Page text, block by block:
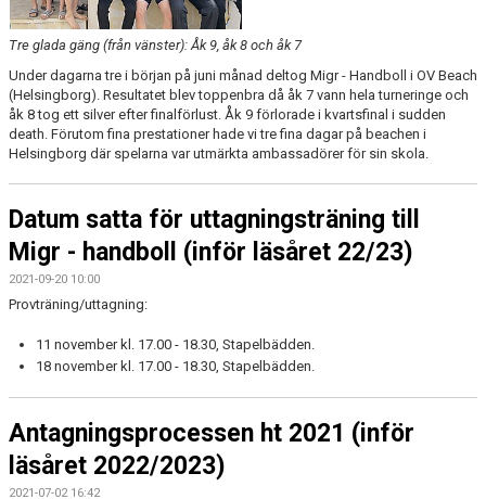
Tre glada gäng (från vänster): Åk 9, åk 8 och åk 7
Under dagarna tre i början på juni månad deltog Migr - Handboll i OV Beach
(Helsingborg). Resultatet blev toppenbra då åk 7 vann hela turneringe och
åk 8 tog ett silver efter finalförlust. Åk 9 förlorade i kvartsfinal i sudden
death. Förutom fina prestationer hade vi tre fina dagar på beachen i
Helsingborg där spelarna var utmärkta ambassadörer för sin skola.
Datum satta för uttagningsträning till
Migr - handboll (inför läsåret 22/23)
2021-09-20 10:00
Provträning/uttagning:
11 november kl. 17.00 - 18.30, Stapelbädden.
18 november kl. 17.00 - 18.30, Stapelbädden.
Antagningsprocessen ht 2021 (inför
läsåret 2022/2023)
2021-07-02 16:42